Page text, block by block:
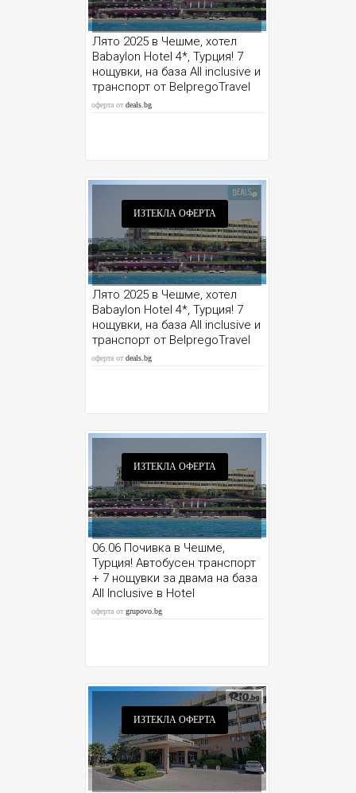
Лято 2025 в Чешме, хотел
Babаylon Hotel 4*, Турция! 7
нощувки, на база All inclusive и
транспорт от BelpregoTravel
оферта отdeals.bg
ИЗТЕКЛА ОФЕРТА
Лято 2025 в Чешме, хотел
Babаylon Hotel 4*, Турция! 7
нощувки, на база All inclusive и
транспорт от BelpregoTravel
оферта отdeals.bg
ИЗТЕКЛА ОФЕРТА
06.06 Почивка в Чешме,
Турция! Автобусен транспорт
+ 7 нощувки за двама на база
Аll Inclusive в Hotel
Babаylon****
оферта отgrupovo.bg
ИЗТЕКЛА ОФЕРТА